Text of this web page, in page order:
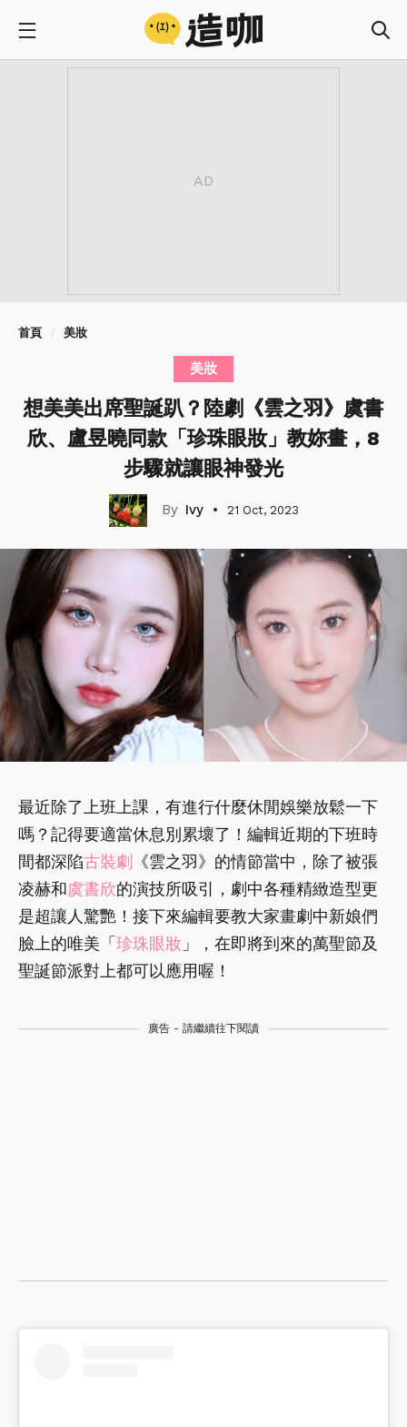
首頁 美妝
美妝
想美美出席聖誕趴？陸劇《雲之羽》虞書
欣、盧昱曉同款「珍珠眼妝」教妳畫，8
步驟就讓眼神發光
Ivy 21 Oct, 2023
最近除了上班上課，有進行什麼休閒娛樂放鬆一下
嗎？記得要適當休息別累壞了！編輯近期的下班時
間都深陷古裝劇
《雲之羽》的情節當中，除了被張
凌赫和虞書欣的演技所吸引，劇中各種精緻造型更
是超讓人驚艷！接下來編輯要教大家畫劇中新娘們
臉上的唯美「 珍珠眼妝 」，在即將到來的萬聖節及
聖誕節派對上都可以應用喔！
廣告 - 請繼續往下閱讀